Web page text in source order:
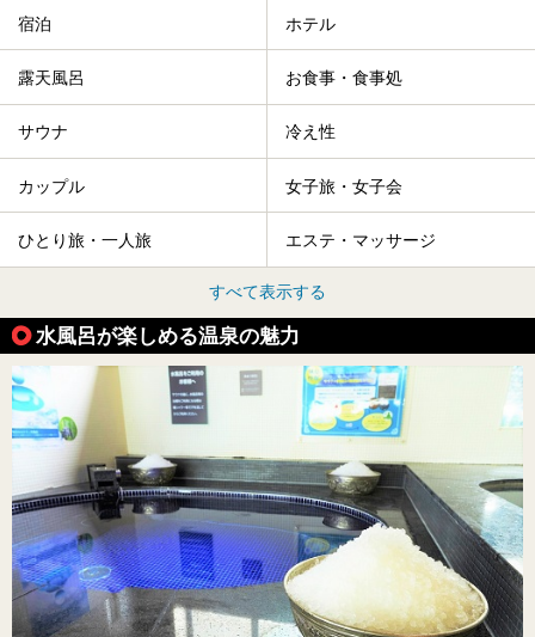
宿泊 ホテル
露天風呂 お食事・食事処
サウナ 冷え性
カップル 女子旅・女子会
ひとり旅・一人旅 エステ・マッサージ
すべて表示する
水風呂が楽しめる温泉の魅力